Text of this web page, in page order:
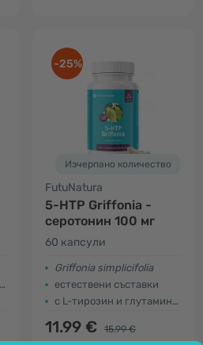
-25%
Изчерпано количество
FutuNatura
5-HTP Griffonia -
серотонин 100 мг
60 капсули
Griffonia simplicifolia
естествени съставки
с L-тирозин и глутаминова киселина
11.99 €
15.99 €